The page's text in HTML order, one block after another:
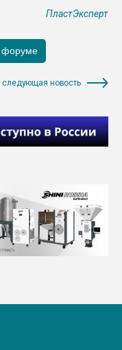
ПластЭксперт
следующая новость